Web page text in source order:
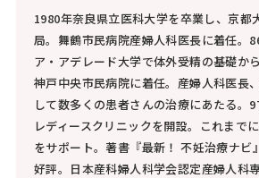
1980年奈良県立医科大学を卒業し、京都
局。舞鶴市民病院産婦人科医長に着任。
ア・アデレード大学で体外受精の基礎か
神戸中央市民病院に着任。産婦人科医長
して数多くの患者さんの治療にあたる。
レディースクリニックを開設。これまで
をサポート。著書『最新！ 不妊治療ナビ
好評。日本産科婦人科学会認定産婦人科